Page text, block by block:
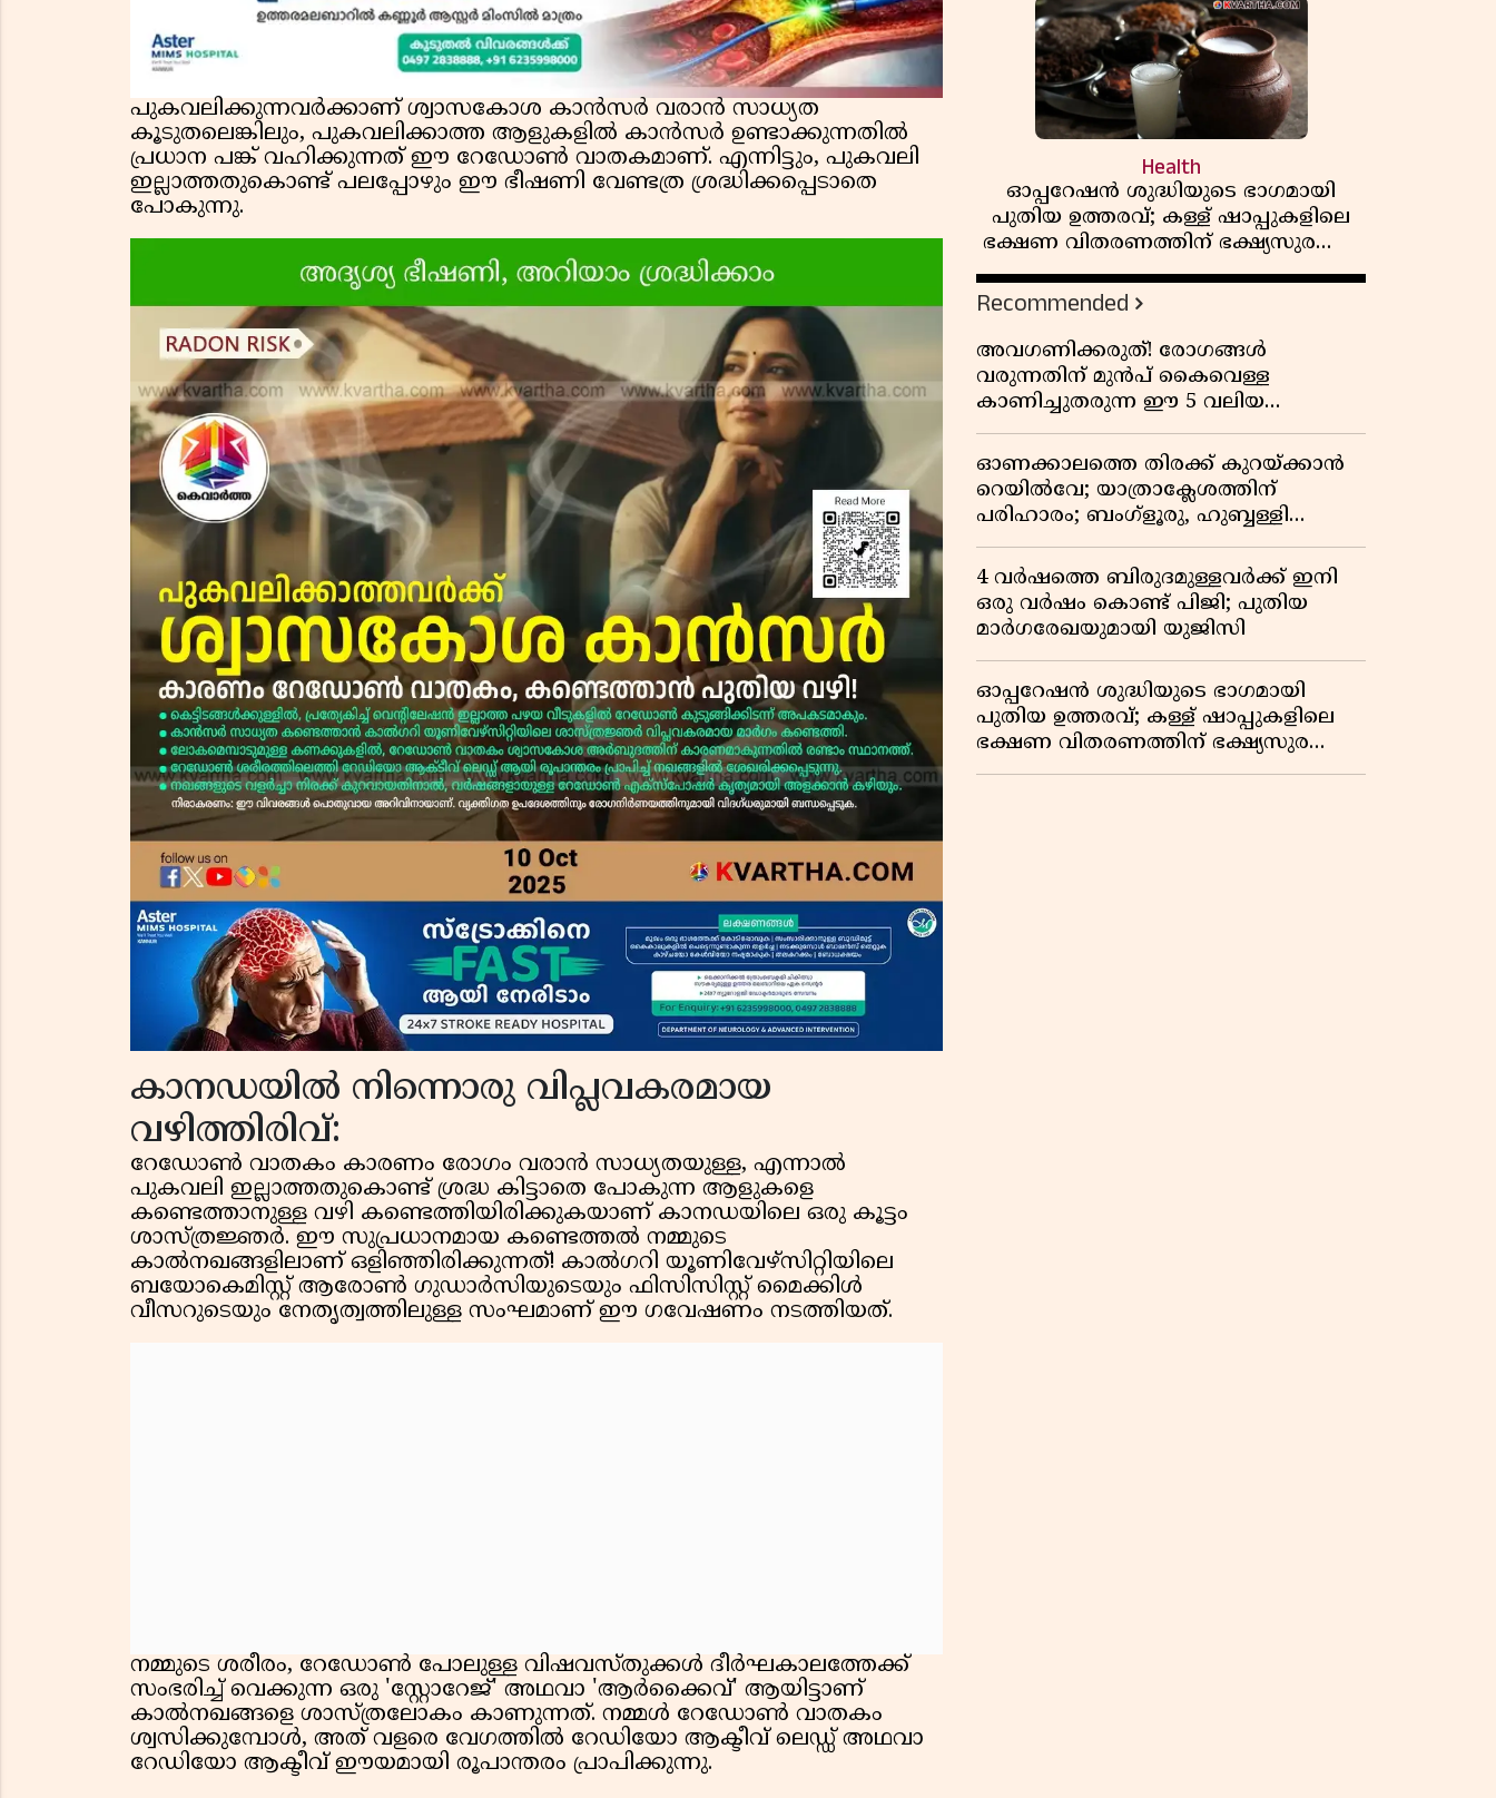
പുകവലിക്കുന്നവർക്കാണ് ശ്വാസകോശ കാൻസർ വരാൻ സാധ്യത
കൂടുതലെങ്കിലും, പുകവലിക്കാത്ത ആളുകളിൽ കാൻസർ ഉണ്ടാക്കുന്നതിൽ
പ്രധാന പങ്ക് വഹിക്കുന്നത് ഈ റേഡോൺ വാതകമാണ്. എന്നിട്ടും, പുകവലി
ഇല്ലാത്തതുകൊണ്ട് പലപ്പോഴും ഈ ഭീഷണി വേണ്ടത്ര ശ്രദ്ധിക്കപ്പെടാതെ
പോകുന്നു.
കാനഡയിൽ നിന്നൊരു വിപ്ലവകരമായ
വഴിത്തിരിവ്:
റേഡോൺ വാതകം കാരണം രോഗം വരാൻ സാധ്യതയുള്ള, എന്നാൽ
പുകവലി ഇല്ലാത്തതുകൊണ്ട് ശ്രദ്ധ കിട്ടാതെ പോകുന്ന ആളുകളെ
കണ്ടെത്താനുള്ള വഴി കണ്ടെത്തിയിരിക്കുകയാണ് കാനഡയിലെ ഒരു കൂട്ടം
ശാസ്ത്രജ്ഞർ. ഈ സുപ്രധാനമായ കണ്ടെത്തൽ നമ്മുടെ
കാൽനഖങ്ങളിലാണ് ഒളിഞ്ഞിരിക്കുന്നത്! കാൽഗറി യൂണിവേഴ്സിറ്റിയിലെ
ബയോകെമിസ്റ്റ് ആരോൺ ഗുഡാർസിയുടെയും ഫിസിസിസ്റ്റ് മൈക്കിൾ
വീസറുടെയും നേതൃത്വത്തിലുള്ള സംഘമാണ് ഈ ഗവേഷണം നടത്തിയത്.
നമ്മുടെ ശരീരം, റേഡോൺ പോലുള്ള വിഷവസ്തുക്കൾ ദീർഘകാലത്തേക്ക്
സംഭരിച്ച് വെക്കുന്ന ഒരു 'സ്റ്റോറേജ്' അഥവാ 'ആർക്കൈവ്' ആയിട്ടാണ്
കാൽനഖങ്ങളെ ശാസ്ത്രലോകം കാണുന്നത്. നമ്മൾ റേഡോൺ വാതകം
ശ്വസിക്കുമ്പോൾ, അത് വളരെ വേഗത്തിൽ റേഡിയോ ആക്ടീവ് ലെഡ്ഡ് അഥവാ
റേഡിയോ ആക്ടീവ് ഈയമായി രൂപാന്തരം പ്രാപിക്കുന്നു.
Health
ഓപ്പറേഷൻ ശുദ്ധിയുടെ ഭാഗമായി
പുതിയ ഉത്തരവ്; കള്ള് ഷാപ്പുകളിലെ
ഭക്ഷണ വിതരണത്തിന് ഭക്ഷ്യസുരക്ഷാ
ലൈസൻസ് നിർബന്ധമാക്കി
എക്സൈസ്
Recommended
അവഗണിക്കരുത്! രോഗങ്ങൾ
വരുന്നതിന് മുൻപ് കൈവെള്ള
കാണിച്ചുതരുന്ന ഈ 5 വലിയ
സൂചനകൾ അറിയാമോ?
ഓണക്കാലത്തെ തിരക്ക് കുറയ്ക്കാൻ
റെയിൽവേ; യാത്രാക്ലേശത്തിന്
പരിഹാരം; ബംഗ്ളൂരു, ഹുബ്ബള്ളി
എന്നിവിടങ്ങളിൽ നിന്നുള്ള എട്ട്
സ്പെഷ്യൽ ട്രെയിനുകൾ നീട്ടി
4 വർഷത്തെ ബിരുദമുള്ളവർക്ക് ഇനി
ഒരു വർഷം കൊണ്ട് പിജി; പുതിയ
മാർഗരേഖയുമായി യുജിസി
ഓപ്പറേഷൻ ശുദ്ധിയുടെ ഭാഗമായി
പുതിയ ഉത്തരവ്; കള്ള് ഷാപ്പുകളിലെ
ഭക്ഷണ വിതരണത്തിന് ഭക്ഷ്യസുരക്ഷാ
ലൈസൻസ് നിർബന്ധമാക്കി